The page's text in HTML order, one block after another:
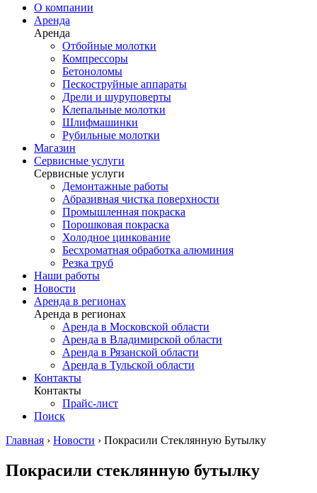
О компании
Аренда
Аренда
Отбойные молотки
Компрессоры
Бетоноломы
Пескоструйные аппараты
Дрели и шуруповерты
Клепальные молотки
Шлифмашинки
Рубильные молотки
Магазин
Сервисные услуги
Сервисные услуги
Демонтажные работы
Абразивная чистка поверхности
Промышленная покраска
Порошковая покраска
Холодное цинкование
Бесхроматная обработка алюминия
Резка труб
Наши работы
Новости
Аренда в регионах
Аренда в регионах
Аренда в Московской области
Аренда в Владимирской области
Аренда в Рязанской области
Аренда в Тульской области
Контакты
Контакты
Прайс-лист
Поиск
Главная › Новости › Покрасили Стеклянную Бутылку
Покрасили стеклянную бутылку